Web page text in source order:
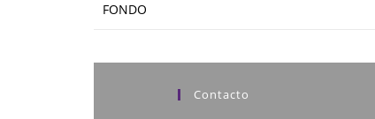
FONDO
Contacto